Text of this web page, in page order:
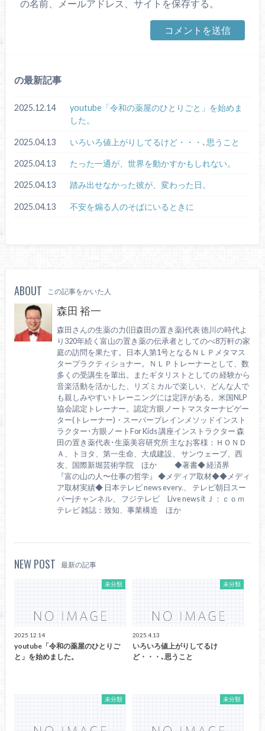
の名前、メールアドレス、サイトを保存する。
の最新記事
2025.12.14
youtube「令和の薬屋のひとりごと」を始めま
した。
2025.04.13 いろいろ値上がりしてるけど・・・､思うこと
2025.04.13 たった一通が、世界を動かすかもしれない。
2025.04.13 踏み出せなかった彼が、変わった日。
2025.04.13 不安を煽る人のそばにいるときに
ABOUT この記事をかいた人
森田 裕一
森田さんの生薬の力(旧森田の置き薬)代表 徳川の時代よ
り320年続く富山の置き薬の伝承者としてのべ8万軒の家
庭の訪問を果たす。日本人第1号となるＮＬＰメタマス
タープラクティショナー。ＮＬＰトレーナーとして、数
多くの受講生を輩出。またギタリストとしての 経験から
音楽活動を活かした、リズミカルで楽しい、どんな人で
も親しみやすいトレーニングには定評がある。米国NLP
協会認定トレーナー。認定方眼ノートマスターナビゲー
ター(トレーナー)・スーパーブレインメソッドインスト
ラクター･方眼ノートFor Kids 講座インストラクター 森
田の置き薬代表･生薬美容研究所 主なお客様：ＨＯＮＤ
Ａ、トヨタ、第一生命、大成建設、 サンウェーブ、西
友、国際新堀芸術学院 ほか ◆著書◆ 経済界
『富の山の人〜仕事の哲学』 ◆メディア取材◆◆メディ
ア取材実績◆ 日本テレビ news every.、 テレビ朝日スー
パーjチャンネル、 フジテレビ Live news it Ｊ：ｃｏｍ
テレビ 雑誌：致知、事業構造 ほか
NEW POST 最新の記事
未分類
2025.12.14
youtube「令和の薬屋のひとりご
と」を始めました。
未分類
2025.4.13
いろいろ値上がりしてるけ
ど・・・､思うこと
未分類 未分類